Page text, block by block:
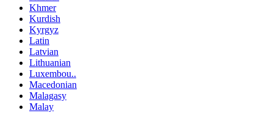
Khmer
Kurdish
Kyrgyz
Latin
Latvian
Lithuanian
Luxembou..
Macedonian
Malagasy
Malay